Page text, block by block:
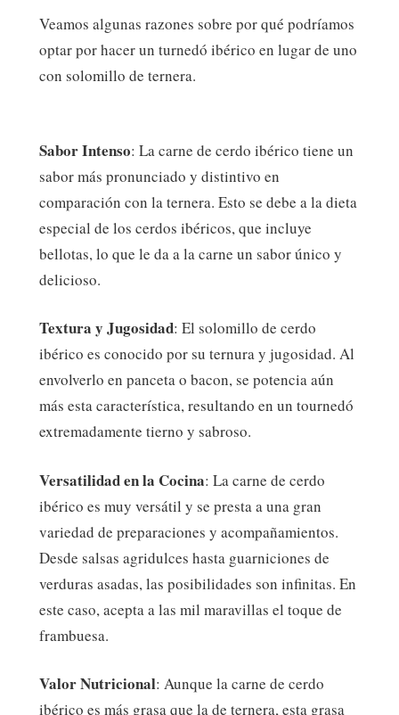
Veamos algunas razones sobre por qué podríamos
optar por hacer un turnedó ibérico en lugar de uno
con solomillo de ternera.
Sabor Intenso: La carne de cerdo ibérico tiene un
sabor más pronunciado y distintivo en
comparación con la ternera. Esto se debe a la dieta
especial de los cerdos ibéricos, que incluye
bellotas, lo que le da a la carne un sabor único y
delicioso.
Textura y Jugosidad: El solomillo de cerdo
ibérico es conocido por su ternura y jugosidad. Al
envolverlo en panceta o bacon, se potencia aún
más esta característica, resultando en un tournedó
extremadamente tierno y sabroso.
Versatilidad en la Cocina: La carne de cerdo
ibérico es muy versátil y se presta a una gran
variedad de preparaciones y acompañamientos.
Desde salsas agridulces hasta guarniciones de
verduras asadas, las posibilidades son infinitas. En
este caso, acepta a las mil maravillas el toque de
frambuesa.
Valor Nutricional: Aunque la carne de cerdo
ibérico es más grasa que la de ternera, esta grasa